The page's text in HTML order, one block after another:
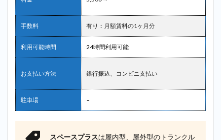
手数料 有り：月額賃料の1ヶ月分
利用可能時間 24時間利用可能
お支払い方法 銀行振込、コンビニ支払い
駐車場 –
スペースプラスは屋内型、屋外型のトランクル